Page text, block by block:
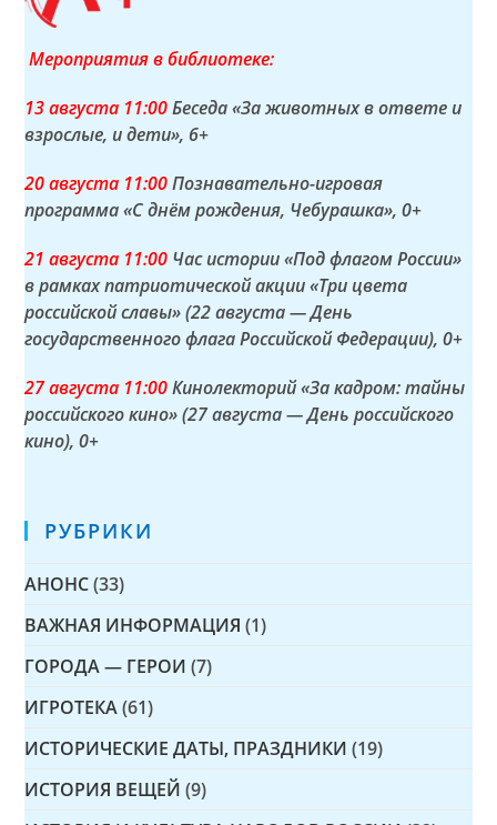
Мероприятия в библиотеке:
13 августа 11:00Беседа «За животных в ответе и
взрослые, и дети», 6+
20 августа 11:00Познавательно-игровая
программа «С днём рождения, Чебурашка», 0+
21 августа 11:00 Час истории «Под флагом России»
в рамках патриотической акции «Три цвета
российской славы» (22 августа — День
государственного флага Российской Федерации), 0+
27 августа 11:00Кинолекторий «За кадром: тайны
российского кино» (27 августа — День российского
кино), 0+
РУБРИКИ
АНОНС (33)
ВАЖНАЯ ИНФОРМАЦИЯ (1)
ГОРОДА — ГЕРОИ (7)
ИГРОТЕКА (61)
ИСТОРИЧЕСКИЕ ДАТЫ, ПРАЗДНИКИ (19)
ИСТОРИЯ ВЕЩЕЙ (9)